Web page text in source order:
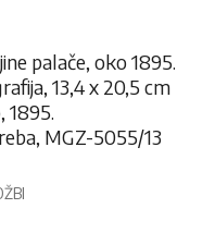
palače, oko 1895.
13,4 x 20,5 cm
1895.
MGZ-5055/13